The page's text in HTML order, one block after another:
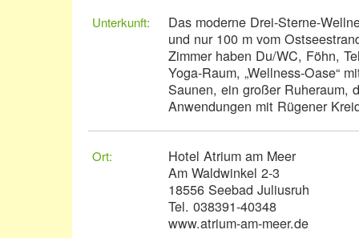
Unterkunft:
Das moderne Drei-Sterne-
und nur 100 m vom
Zimmer haben Du/WC, Föhn,
Yoga-Raum, „Wellness-Oase“
Saunen, ein großer Ruheraum,
Anwendungen mit Rügener
Ort:
Hotel Atrium am Meer
Am Waldwinkel 2-3
18556 Seebad Juliusruh
Tel. 038391-40348
www.atrium-am-meer.de